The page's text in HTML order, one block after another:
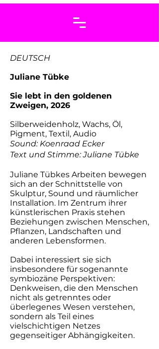
DEUTSCH
Juliane Tübke
Sie lebt in den goldenen
Zweigen, 2026
Silberweidenholz, Wachs, Öl,
Pigment, Textil, Audio
Sound: Koenraad Ecker
Text und Stimme: Juliane Tübke
Juliane Tübkes Arbeiten bewegen
sich an der Schnittstelle von
Skulptur, Sound und räumlicher
Installation. Im Zentrum ihrer
künstlerischen Praxis stehen
Beziehungen zwischen Menschen,
Pflanzen, Landschaften und
anderen Lebensformen.
Dabei interessiert sie sich
insbesondere für sogenannte
symbiozäne Perspektiven:
Denkweisen, die den Menschen
nicht als getrenntes oder
überlegenes Wesen verstehen,
sondern als Teil eines
vielschichtigen Netzes
gegenseitiger Abhängigkeiten.